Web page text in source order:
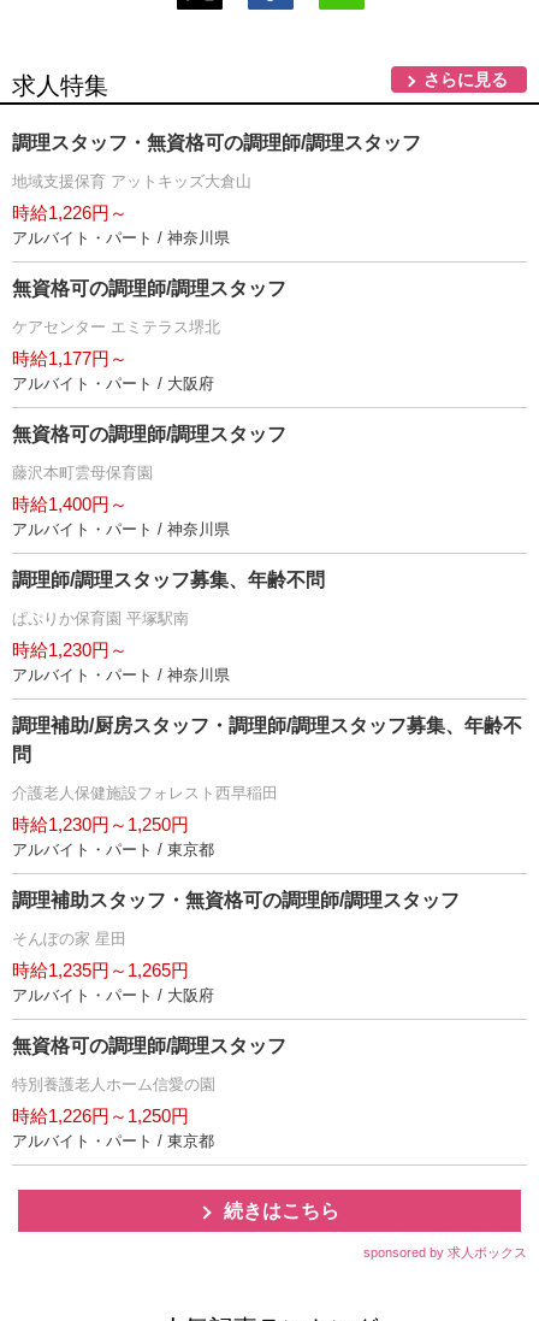
求人特集 さらに見る
調理スタッフ・無資格可の調理師/調理スタッフ
地域支援保育 アットキッズ大倉山
時給1,226円～
アルバイト・パート / 神奈川県
無資格可の調理師/調理スタッフ
ケアセンター エミテラス堺北
時給1,177円～
アルバイト・パート / 大阪府
無資格可の調理師/調理スタッフ
藤沢本町雲母保育園
時給1,400円～
アルバイト・パート / 神奈川県
調理師/調理スタッフ募集、年齢不問
ぱぷりか保育園 平塚駅南
時給1,230円～
アルバイト・パート / 神奈川県
調理補助/厨房スタッフ・調理師/調理スタッフ募集、年齢不
問
介護老人保健施設フォレスト西早稲田
時給1,230円～1,250円
アルバイト・パート / 東京都
調理補助スタッフ・無資格可の調理師/調理スタッフ
そんぽの家 星田
時給1,235円～1,265円
アルバイト・パート / 大阪府
無資格可の調理師/調理スタッフ
特別養護老人ホーム信愛の園
時給1,226円～1,250円
アルバイト・パート / 東京都
続きはこちら
sponsored by 求人ボックス